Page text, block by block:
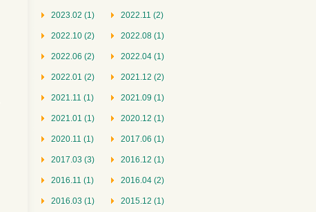
2023.02 (1) 2022.11 (2)
2022.10 (2) 2022.08 (1)
2022.06 (2) 2022.04 (1)
2022.01 (2) 2021.12 (2)
2021.11 (1) 2021.09 (1)
2021.01 (1) 2020.12 (1)
2020.11 (1) 2017.06 (1)
2017.03 (3) 2016.12 (1)
2016.11 (1) 2016.04 (2)
2016.03 (1) 2015.12 (1)